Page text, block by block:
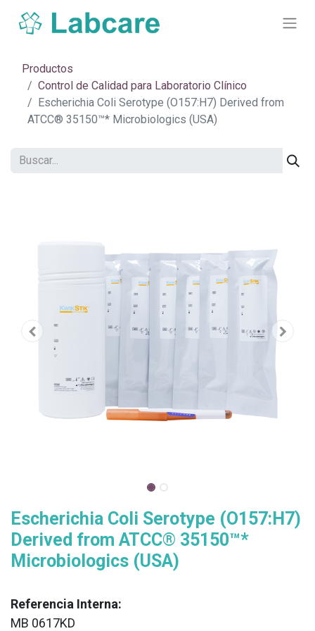
Productos
Control de Calidad para Laboratorio Clínico
Escherichia Coli Serotype (O157:H7) Derived from
ATCC® 35150™* Microbiologics (USA)
Escherichia Coli Serotype (O157:H7)
Derived from ATCC® 35150™*
Microbiologics (USA)
Referencia Interna:
MB 0617KD